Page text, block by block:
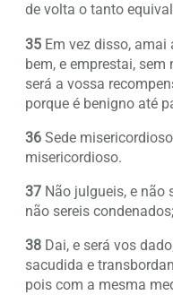
de volta o tanto
35 Em vez disso,
bem, e emprestai, sem
será a vossa
porque é benigno até
36 Sede
misericordioso.
37 Não julgueis, e não
não sereis
38 Dai, e será vos
sacudida e
pois com a mesma